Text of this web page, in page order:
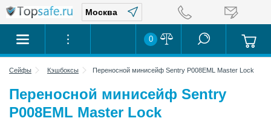
0
Сейфы Кэшбоксы Переносной минисейф Sentry P008EML Master Lock
Переносной минисейф Sentry
P008EML Master Lock